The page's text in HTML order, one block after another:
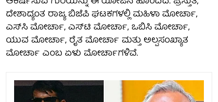
ದೇಶಾದ್ಯಂತ ರಾಜ್ಯ ಬಿಜೆಪಿ ಘಟಕಗಳಲ್ಲಿ ಮಹಿಳಾ ಮೋರ್ಚಾ,
ಎಸ್‌ಸಿ ಮೋರ್ಚಾ, ಎಸ್‌ಟಿ ಮೋರ್ಚಾ, ಒಬಿಸಿ ಮೋರ್ಚಾ,
ಯುವ ಮೋರ್ಚಾ, ರೈತ ಮೋರ್ಚಾ ಮತ್ತು ಅಲ್ಪಸಂಖ್ಯಾತ
ಮೋರ್ಚಾ ಎಂಬ ಏಳು ಮೋರ್ಚಾಗಳಿವೆ.